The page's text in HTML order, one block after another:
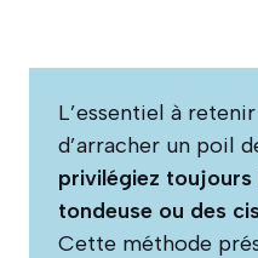
L’essentiel à
d’arracher un poil
privilégiez toujours
tondeuse ou des
Cette méthode